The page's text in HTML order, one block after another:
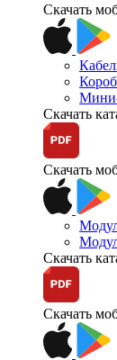
Скачать
Мини-
Скачать
Скачать
Скачать
Скачать